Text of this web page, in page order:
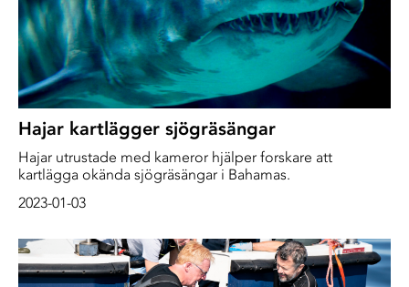
Hajar kartlägger sjögräsängar
Hajar utrustade med kameror hjälper forskare att
kartlägga okända sjögräsängar i Bahamas.
2023-01-03